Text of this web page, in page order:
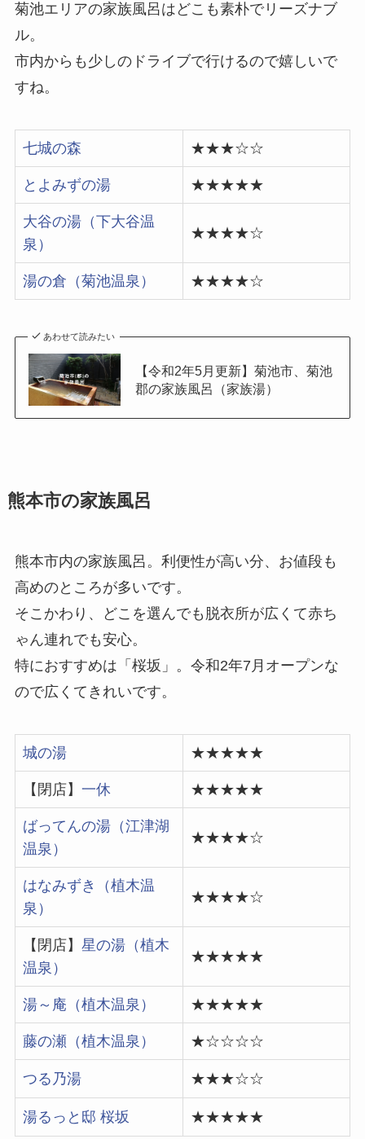
菊池エリアの家族風呂はどこも素朴でリーズナブ
ル。
市内からも少しのドライブで行けるので嬉しいで
すね。
七城の森 ★★★☆☆
とよみずの湯 ★★★★★
大谷の湯（下大谷温
泉）
★★★★☆
湯の倉（菊池温泉） ★★★★☆
あわせて読みたい
【令和2年5月更新】菊池市、菊池
郡の家族風呂（家族湯）
熊本市の家族風呂
熊本市内の家族風呂。利便性が高い分、お値段も
高めのところが多いです。
そこかわり、どこを選んでも脱衣所が広くて赤ち
ゃん連れでも安心。
特におすすめは「桜坂」。令和2年7月オープンな
ので広くてきれいです。
城の湯 ★★★★★
【閉店】 一休 ★★★★★
ばってんの湯（江津湖
温泉）
★★★★☆
はなみずき（植木温
泉）
★★★★☆
【閉店】 星の湯（植木
温泉）
★★★★★
湯～庵（植木温泉） ★★★★★
藤の瀬（植木温泉） ★☆☆☆☆
つる乃湯 ★★★☆☆
湯るっと邸 桜坂 ★★★★★